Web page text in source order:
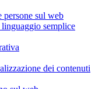
persone sul web
semplice
dei contenuti